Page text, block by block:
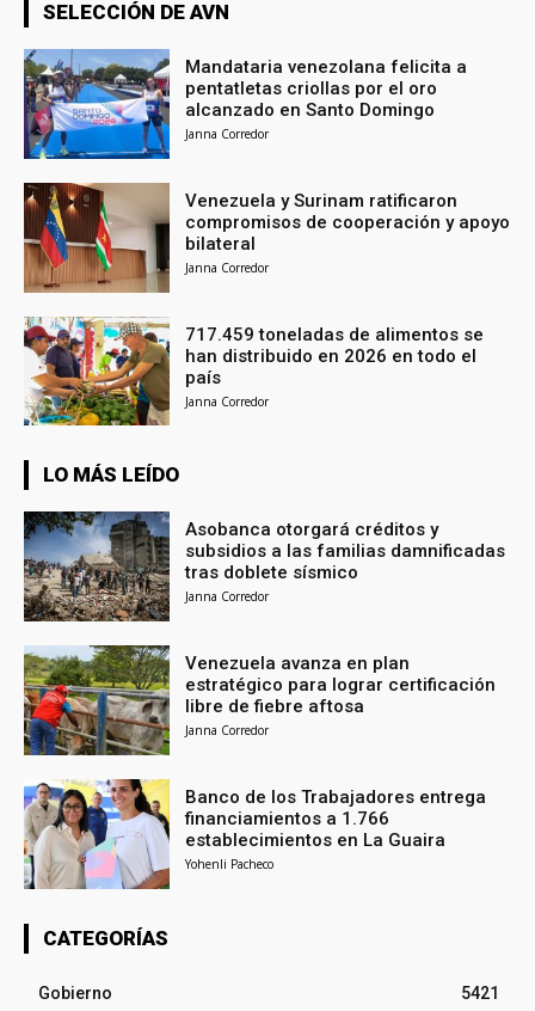
SELECCIÓN DE AVN
Mandataria venezolana felicita a
pentatletas criollas por el oro
alcanzado en Santo Domingo
Janna Corredor
Venezuela y Surinam ratificaron
compromisos de cooperación y apoyo
bilateral
Janna Corredor
717.459 toneladas de alimentos se
han distribuido en 2026 en todo el
país
Janna Corredor
LO MÁS LEÍDO
Asobanca otorgará créditos y
subsidios a las familias damnificadas
tras doblete sísmico
Janna Corredor
Venezuela avanza en plan
estratégico para lograr certificación
libre de fiebre aftosa
Janna Corredor
Banco de los Trabajadores entrega
financiamientos a 1.766
establecimientos en La Guaira
Yohenli Pacheco
CATEGORÍAS
Gobierno
5421